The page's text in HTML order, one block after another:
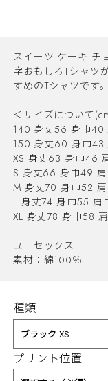
スイーツ ケーキ チ
字おもしろTシャツ
すめのTシャツです。
＜サイズについて
140 身丈56 身巾40
150 身丈60 身巾43
XS 身丈63 身巾46
S 身丈66 身巾49
M 身丈70 身巾52
L 身丈74 身巾55 肩
XL 身丈78 身巾58
ユニセックス
素材：綿100％
種類
プリント位置